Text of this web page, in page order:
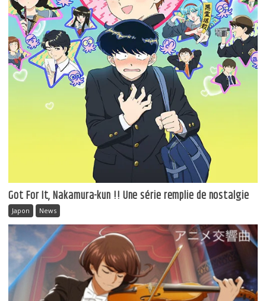
Got For It, Nakamura-kun !! Une série remplie de nostalgie
Japon News